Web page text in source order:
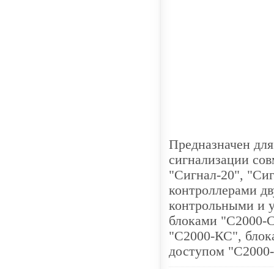
Предназначен
сигнализации
"Сигнал-20",
контроллерами
контрольными и
блоками
"С2000-КС",
доступом